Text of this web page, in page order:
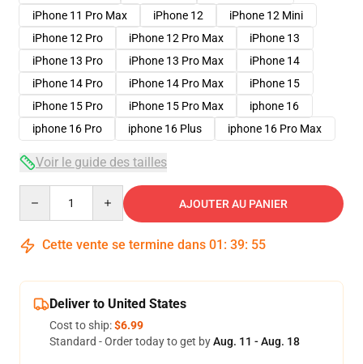
iPhone 11 Pro Max
iPhone 12
iPhone 12 Mini
iPhone 12 Pro
iPhone 12 Pro Max
iPhone 13
iPhone 13 Pro
iPhone 13 Pro Max
iPhone 14
iPhone 14 Pro
iPhone 14 Pro Max
iPhone 15
iPhone 15 Pro
iPhone 15 Pro Max
iphone 16
iphone 16 Pro
iphone 16 Plus iphone 16 Pro Max
Voir le guide des tailles
AJOUTER AU PANIER
Cette vente se termine dans 01 : 39: 54
Deliver to United States
Cost to ship:$6.99
Standard - Order today to get byAug. 11 - Aug. 18